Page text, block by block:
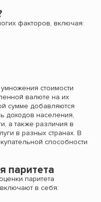
факторов, включая:
стоимости
валюте на их
сумме добавляются
доходов населения,
а также различия в
в разных странах. В
способности
паритета
паритета
в себя: